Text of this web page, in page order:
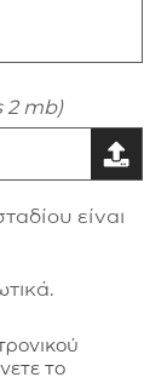
2 mb)
είναι
το